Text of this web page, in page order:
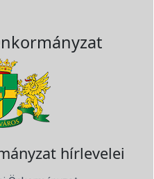
hírlevelei